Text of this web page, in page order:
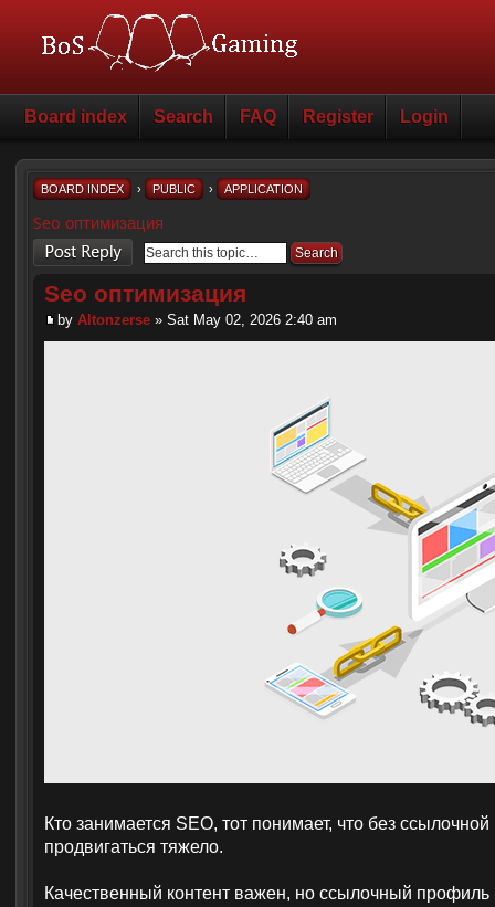
Board index Search FAQ Register Login
BOARD INDEX › PUBLIC › APPLICATION
Seo оптимизация
Post a reply
Seo оптимизация
by Altonzerse » Sat May 02, 2026 2:40 am
Кто занимается SEO, тот понимает, что без
продвигаться тяжело.
Качественный контент важен, но ссылочный